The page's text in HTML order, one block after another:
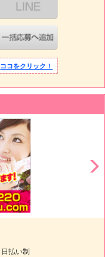
ココをクリック！
払い制